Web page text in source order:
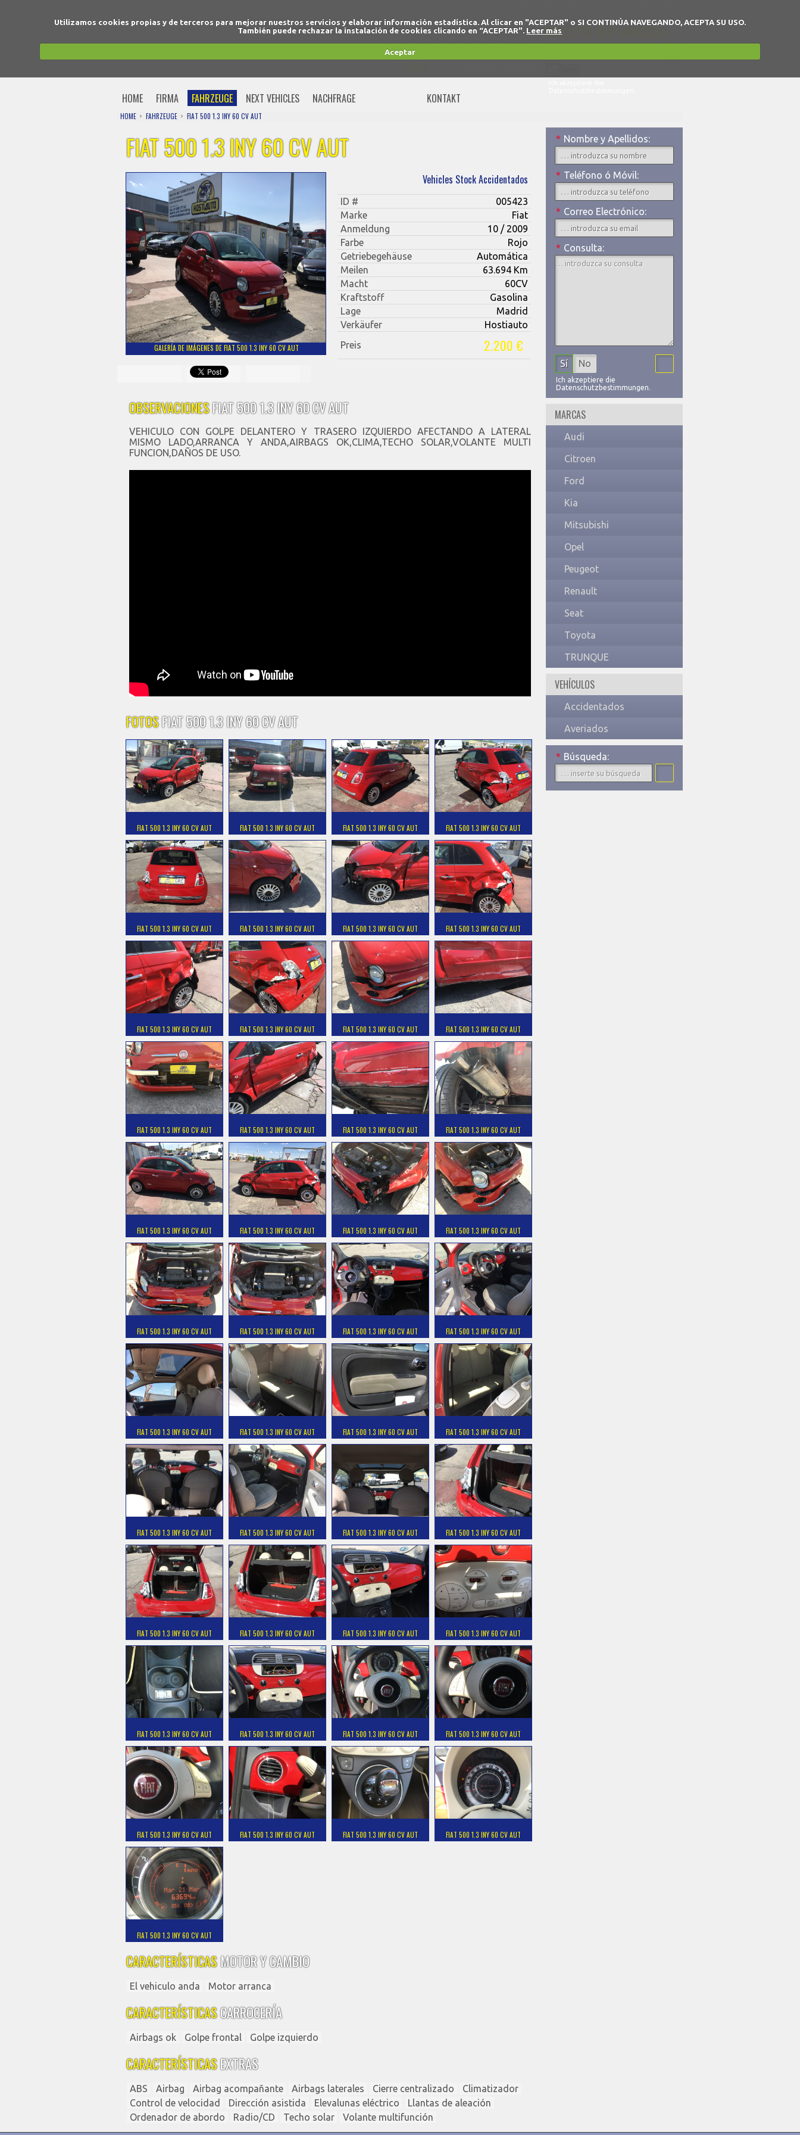
Utilizamos cookies propias y de terceros para mejorar nuestros servicios y elaborar información estadística. Al clicar en "ACEPTAR" o SI CONTINÚA NAVEGANDO, ACEPTA SU USO.
También puede rechazar la instalación de cookies clicando en “ACEPTAR". Leer más
Aceptar+34 91 691 77 32 BULLETIN DER FAHRZEUG
HOME FIRMA FAHRZEUGE NEXT VEHICLES NACHFRAGE KONTAKT
HOME FAHRZEUGE FIAT 500 1.3 INY 60 CV AUT
Nombre y Apellidos:
*
Teléfono ó Móvil:
*
Correo Electrónico:
*
Consulta:
*
Sí No
Ich akzeptiere die
Datenschutzbestimmungen.
MARCAS
Audi
Citroen
Ford
Kia
Mitsubishi
Opel
Peugeot
Renault
Seat
Toyota
TRUNQUE
VEHÍCULOS
Accidentados
Averiados
Búsqueda:
*
FIAT 500 1.3 INY 60 CV AUT
GALERÍA DE IMÁGENES DE FIAT 500 1.3 INY 60 CV AUT
Vehicles Stock Accidentados
ID #
005423
Marke
Fiat
Anmeldung
10 / 2009
Farbe
Rojo
Getriebegehäuse
Automática
Meilen
63.694 Km
Macht
60CV
Kraftstoff
Gasolina
Lage
Madrid
Verkäufer
Hostiauto
Preis
2.200 €
OBSERVACIONESFIAT 500 1.3 INY 60 CV AUT
VEHICULO CON GOLPE DELANTERO Y TRASERO IZQUIERDO AFECTANDO A LATERAL
MISMO LADO,ARRANCA Y ANDA,AIRBAGS OK,CLIMA,TECHO SOLAR,VOLANTE MULTI
FUNCION,DAÑOS DE USO.
FOTOSFIAT 500 1.3 INY 60 CV AUT
FIAT 500 1.3 INY 60 CV AUT FIAT 500 1.3 INY 60 CV AUT FIAT 500 1.3 INY 60 CV AUT FIAT 500 1.3 INY 60 CV AUT
FIAT 500 1.3 INY 60 CV AUT FIAT 500 1.3 INY 60 CV AUT FIAT 500 1.3 INY 60 CV AUT FIAT 500 1.3 INY 60 CV AUT
FIAT 500 1.3 INY 60 CV AUT FIAT 500 1.3 INY 60 CV AUT FIAT 500 1.3 INY 60 CV AUT FIAT 500 1.3 INY 60 CV AUT
FIAT 500 1.3 INY 60 CV AUT FIAT 500 1.3 INY 60 CV AUT FIAT 500 1.3 INY 60 CV AUT FIAT 500 1.3 INY 60 CV AUT
FIAT 500 1.3 INY 60 CV AUT FIAT 500 1.3 INY 60 CV AUT FIAT 500 1.3 INY 60 CV AUT FIAT 500 1.3 INY 60 CV AUT
FIAT 500 1.3 INY 60 CV AUT FIAT 500 1.3 INY 60 CV AUT FIAT 500 1.3 INY 60 CV AUT FIAT 500 1.3 INY 60 CV AUT
FIAT 500 1.3 INY 60 CV AUT FIAT 500 1.3 INY 60 CV AUT FIAT 500 1.3 INY 60 CV AUT FIAT 500 1.3 INY 60 CV AUT
FIAT 500 1.3 INY 60 CV AUT FIAT 500 1.3 INY 60 CV AUT FIAT 500 1.3 INY 60 CV AUT FIAT 500 1.3 INY 60 CV AUT
FIAT 500 1.3 INY 60 CV AUT FIAT 500 1.3 INY 60 CV AUT FIAT 500 1.3 INY 60 CV AUT FIAT 500 1.3 INY 60 CV AUT
FIAT 500 1.3 INY 60 CV AUT FIAT 500 1.3 INY 60 CV AUT FIAT 500 1.3 INY 60 CV AUT FIAT 500 1.3 INY 60 CV AUT
FIAT 500 1.3 INY 60 CV AUT FIAT 500 1.3 INY 60 CV AUT FIAT 500 1.3 INY 60 CV AUT FIAT 500 1.3 INY 60 CV AUT
FIAT 500 1.3 INY 60 CV AUT
CARACTERÍSTICASMOTOR Y CAMBIO
El vehiculo anda Motor arranca
CARACTERÍSTICASCARROCERÍA
Airbags ok Golpe frontal Golpe izquierdo
CARACTERÍSTICASEXTRAS
ABS Airbag Airbag acompañante Airbags laterales Cierre centralizado
Climatizador
Control de velocidad
Dirección asistida Elevalunas eléctrico
Llantas de aleación
Ordenador de abordo
Radio/CD Techo solar Volante multifunción